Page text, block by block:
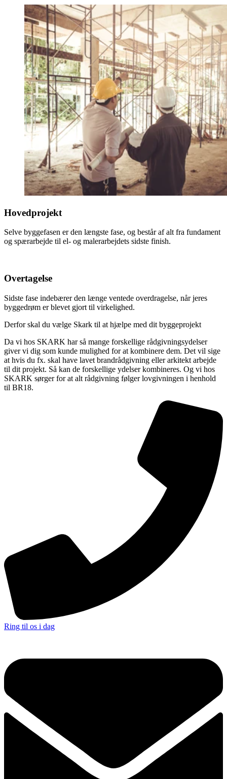
Hovedprojekt
Selve byggefasen er den længste fase, og består af alt fra fundament
og spærarbejde til el- og malerarbejdets sidste finish.
Overtagelse
Sidste fase indebærer den længe ventede overdragelse, når jeres
byggedrøm er blevet gjort til virkelighed.
Derfor skal du vælge Skark til at hjælpe med dit byggeprojekt
Da vi hos SKARK har så mange forskellige rådgivningsydelser
giver vi dig som kunde mulighed for at kombinere dem. Det vil sige
at hvis du fx. skal have lavet brandrådgivning eller arkitekt arbejde
til dit projekt. Så kan de forskellige ydelser kombineres. Og vi hos
SKARK sørger for at alt rådgivning følger lovgivningen i henhold
til BR18.
Ring til os i dag